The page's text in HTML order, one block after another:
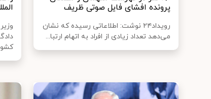
پرونده افشای فایل صوتی ظریف
رویداد۲۴ نوشت: اطلاعاتی رسیده که نشان
می‌دهد تعداد زیادی از افراد به اتهام ارتبا...